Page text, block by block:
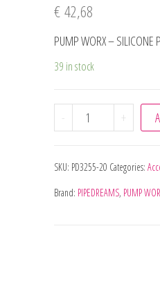
€42,68
PUMP WORX – SILICONE
39 in stock
- PUMP WORX -
+
SKU: PD3255-20 Categories:
Brand: PIPEDREAMS, PUMP